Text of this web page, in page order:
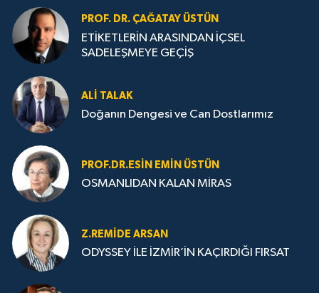
PROF. DR. ÇAĞATAY ÜSTÜN
ETİKETLERİN ARASINDAN İÇSEL
SADELEŞMEYE GEÇİŞ
ALI TALAK
Doğanın Dengesi ve Can Dostlarımız
PROF.DR.ESIN EMIN ÜSTÜN
OSMANLIDAN KALAN MİRAS
Z.REMIDE ARSAN
ODYSSEY İLE İZMİR’İN KAÇIRDIĞI FIRSAT